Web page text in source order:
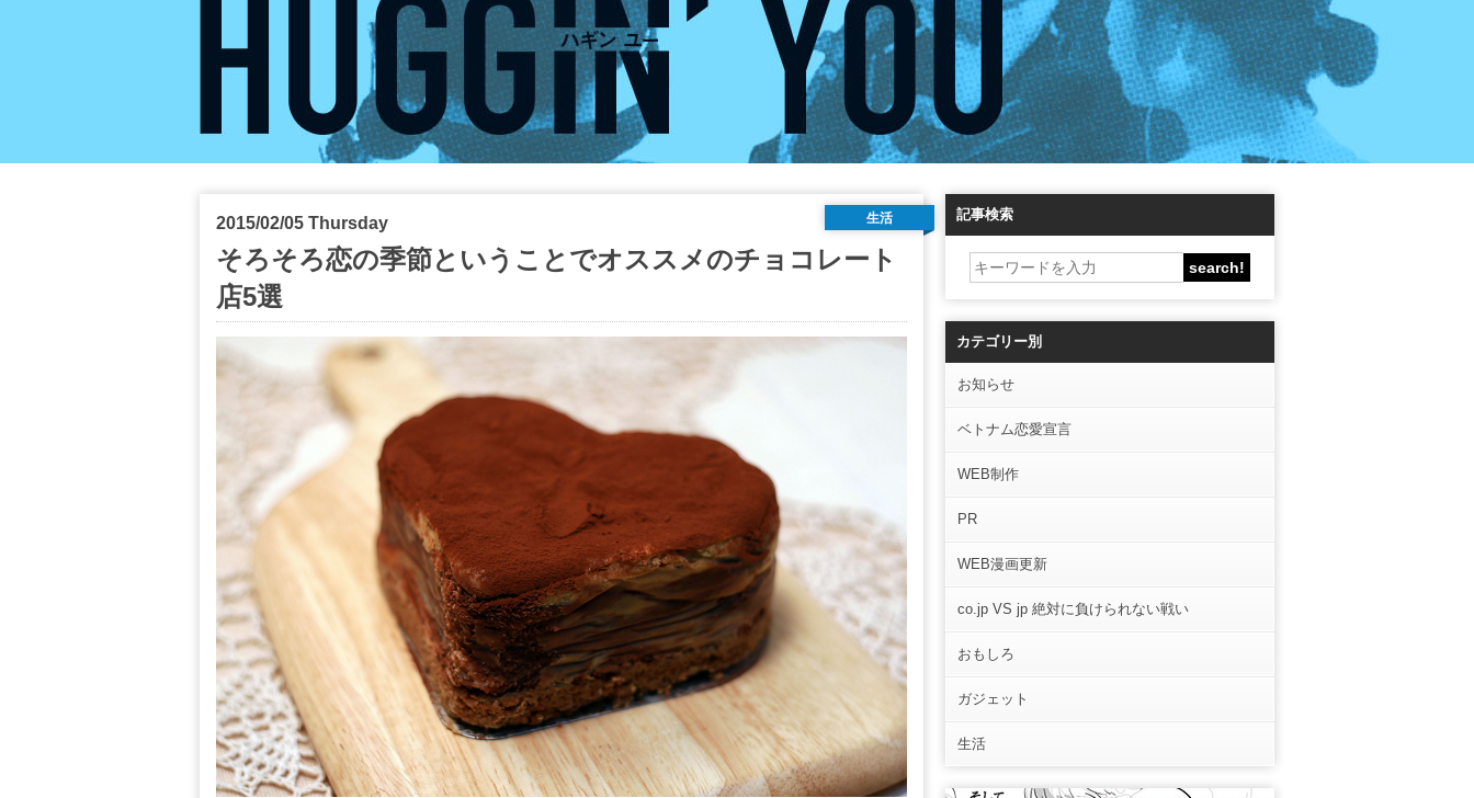
生活
2015/02/05 Thursday
そろそろ恋の季節ということでオススメのチョコレート
店5選
記事検索
カテゴリー別
お知らせ
ベトナム恋愛宣言
WEB制作
PR
WEB漫画更新
co.jp VS jp 絶対に負けられない戦い
おもしろ
ガジェット
生活